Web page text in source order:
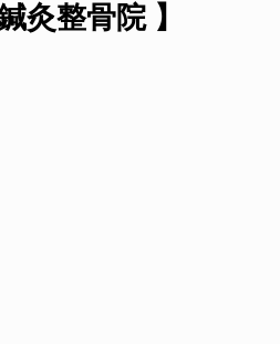
灸整骨院 】